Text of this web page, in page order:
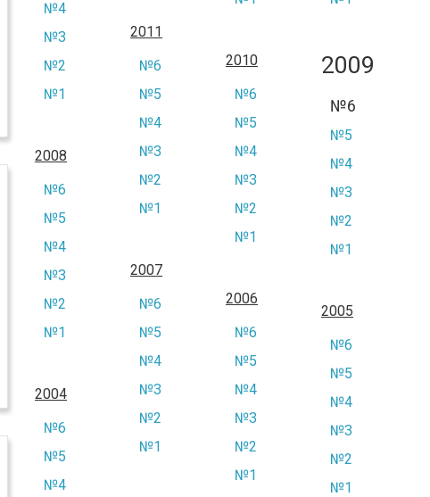
№4
№3
№2
№1
2011
№6
№5
№4
№3
№2
№1
2010
№6
№5
№4
№3
№2
№1
2009
№6
№5
№4
№3
№2
№1
2008
№6
№5
№4
№3
№2
№1
2007
№6
№5
№4
№3
№2
№1
2006
№6
№5
№4
№3
№2
№1
2005
№6
№5
№4
№3
№2
№1
2004
№6
№5
№4